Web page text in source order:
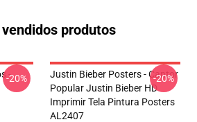
produtos
-
-20%
Justin Bieber Posters - Cantor
Popular Justin Bieber HD
Imprimir Tela Pintura Posters
AL2407
-20%